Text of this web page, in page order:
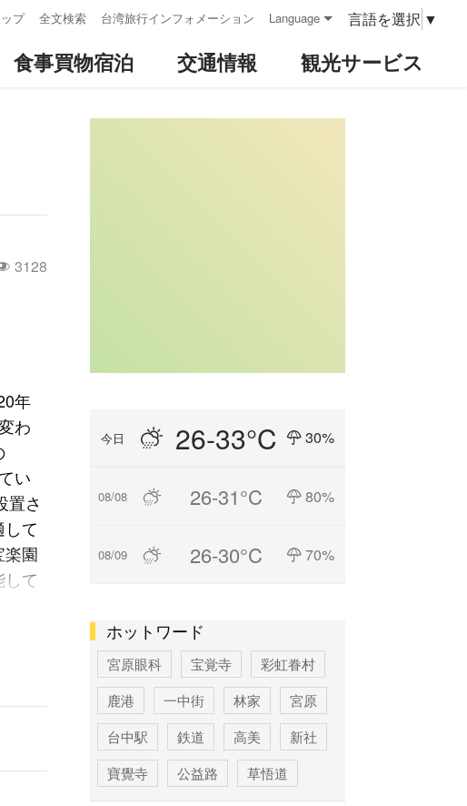
プ 全文検索 台湾旅行インフォメーション Language 言語を選択 ▼
食事買物宿泊 交通情報 観光サービス
3128
年
わ
い
置さ
て
園
て
今日 26-33°C 30%
08/08 26-31°C 80%
08/09 26-30°C 70%
ホットワード
宮原眼科 宝覚寺
彩虹眷村
鹿港
一中街 林家
宮原
台中駅
鉄道 高美
新社
寶覺寺
公益路
草悟道